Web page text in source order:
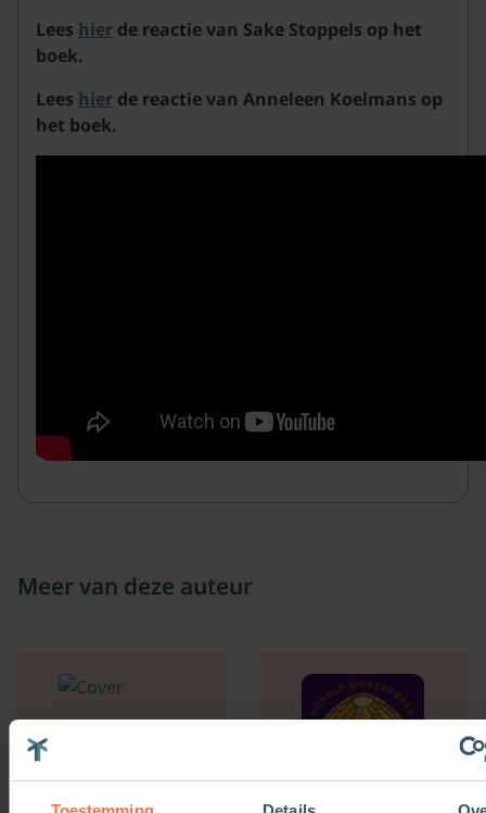
Lees hier de reactie van Sake Stoppels op het
boek.
Lees hier de reactie van Anneleen Koelmans op
het boek.
Meer van deze auteur